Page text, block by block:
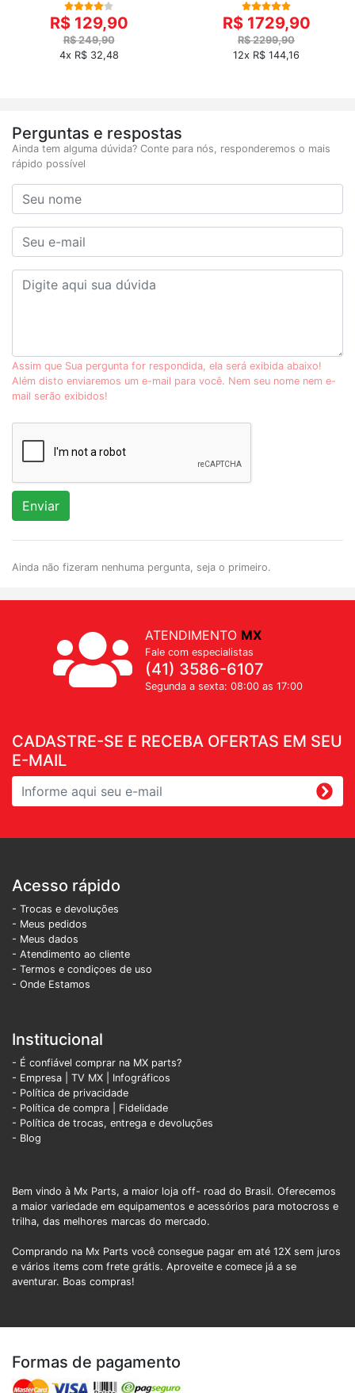
R$ 129,90
R$ 249,90
4x R$ 32,48
R$ 1729,90
R$ 2299,90
12x R$ 144,16
Perguntas e respostas
Ainda tem alguma dúvida? Conte para nós, responderemos o mais
rápido possível
Assim que Sua pergunta for respondida, ela será exibida abaixo!
Além disto enviaremos um e-mail para você. Nem seu nome nem e-
mail serão exibidos!
Enviar
Ainda não fizeram nenhuma pergunta, seja o primeiro.
CADASTRE-SE E RECEBA OFERTAS EM SEU
E-MAIL
ATENDIMENTO MX
Fale com especialistas
(41) 3586-6107
Segunda a sexta: 08:00 as 17:00
Acesso rápido
- Trocas e devoluções
- Meus pedidos
- Meus dados
- Atendimento ao cliente
- Termos e condiçoes de uso
- Onde Estamos
Institucional
- É confiável comprar na MX parts?
- Empresa
TV MX
Infográficos
- Política de privacidade
- Política de compra | Fidelidade
- Política de trocas, entrega e devoluções
- Blog
Bem vindo à Mx Parts, a maior loja off- road do Brasil. Oferecemos
a maior variedade em equipamentos e acessórios para motocross e
trilha, das melhores marcas do mercado.
Comprando na Mx Parts você consegue pagar em até 12X sem juros
e vários items com frete grátis. Aproveite e comece já a se
aventurar. Boas compras!
Formas de pagamento